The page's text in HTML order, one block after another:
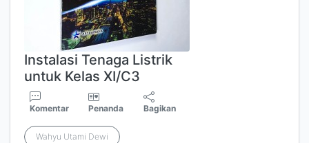
Instalasi Tenaga Listrik
untuk Kelas XI/C3
Komentar Penanda Bagikan
Wahyu Utami Dewi